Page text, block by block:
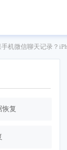
机微信聊天记录？
恢复